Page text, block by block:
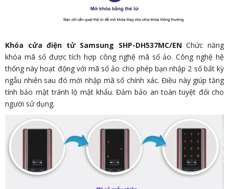
Khóa cửa điện tử Samsung SHP-DH537MC/EN Chức năng
khóa mã số được tích hợp công nghệ mã số ảo. Công nghệ hệ
thống này hoạt động với mã số ảo cho phép bạn nhập 2 số bất kỳ
ngẫu nhiên sau đó mới nhập mã số chính xác. Điều này giúp tăng
tính bảo mật tránh lộ mật khẩu. Đảm bảo an toàn tuyệt đối cho
người sử dụng.